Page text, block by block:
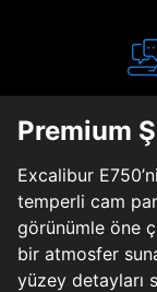
Premium
Excalibur
temperli cam
görünümle öne
bir atmosfer
yüzey detayları